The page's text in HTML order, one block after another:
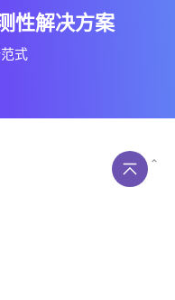
性解决方案
式